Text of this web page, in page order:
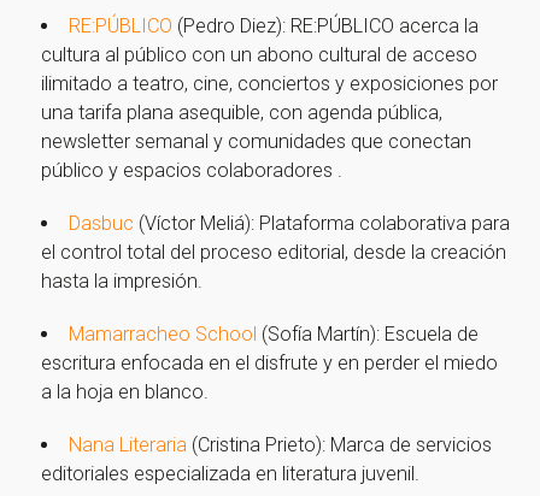
RE:PÚBLICO (Pedro Diez): RE:PÚBLICO acerca la
cultura al público con un abono cultural de acceso
ilimitado a teatro, cine, conciertos y exposiciones por
una tarifa plana asequible, con agenda pública,
newsletter semanal y comunidades que conectan
público y espacios colaboradores .
Dasbuc (Víctor Meliá): Plataforma colaborativa para
el control total del proceso editorial, desde la creación
hasta la impresión.
Mamarracheo School (Sofía Martín): Escuela de
escritura enfocada en el disfrute y en perder el miedo
a la hoja en blanco.
Nana Literaria (Cristina Prieto): Marca de servicios
editoriales especializada en literatura juvenil.